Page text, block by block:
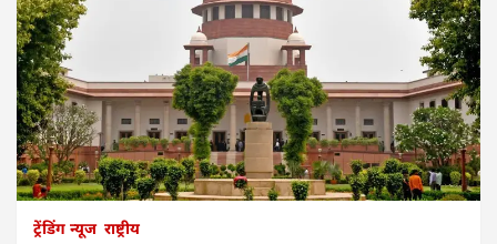
ट्रेंडिंग न्यूज राष्ट्रीय